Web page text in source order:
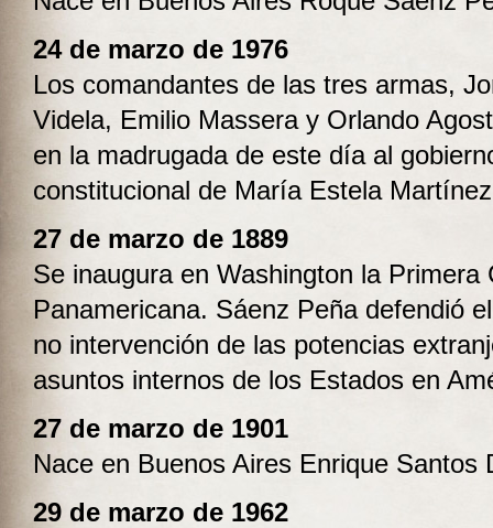
24 de marzo de 1976
Los comandantes de las tres armas,
Videla, Emilio Massera y Orlando
en la madrugada de este día al
constitucional de María Estela
27 de marzo de 1889
Se inaugura en Washington la Primera
Panamericana. Sáenz Peña defendió
no intervención de las potencias
asuntos internos de los Estados en
27 de marzo de 1901
Nace en Buenos Aires Enrique Santos
29 de marzo de 1962